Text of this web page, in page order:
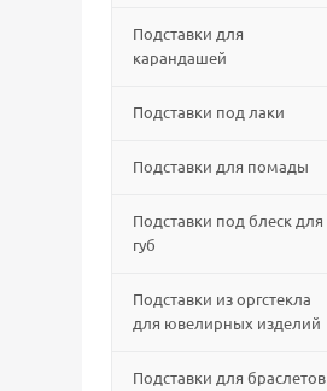
Подставки для
карандашей
Подставки под лаки
Подставки для помады
Подставки под блеск для
губ
Подставки из оргстекла
для ювелирных изделий
Подставки для браслетов